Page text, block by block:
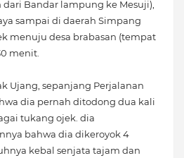
dari Bandar lampung ke Mesuji),
sampai di daerah Simpang
menuju desa brabasan (tempat
menit.
Ujang, sepanjang Perjalanan
dia pernah ditodong dua kali
tukang ojek. dia
bahwa dia dikeroyok 4
kebal senjata tajam dan